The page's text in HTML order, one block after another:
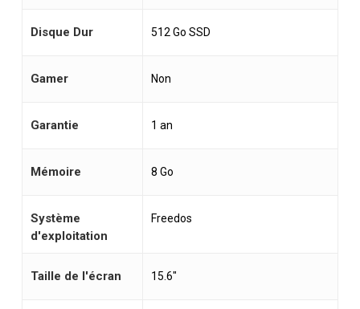
Disque Dur 512 Go SSD
Gamer Non
Garantie 1 an
Mémoire 8 Go
Système
d'exploitation
Freedos
Taille de l'écran 15.6"